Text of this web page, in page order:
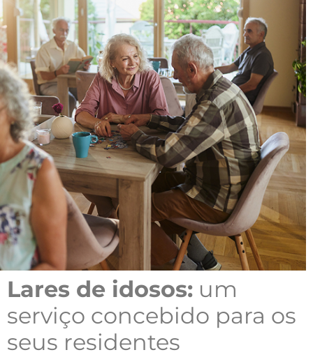
Lares de idosos: um
serviço concebido para os
seus residentes